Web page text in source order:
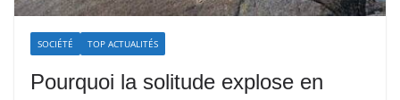
SOCIÉTÉ TOP ACTUALITÉS
Pourquoi la solitude explose en